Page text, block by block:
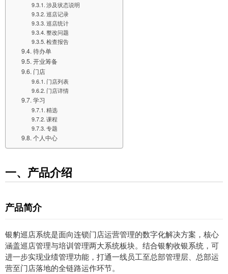
涉及状态说明
巡店记录
巡店统计
整改问题
检查报告
待办单
开业筹备
门店
门店列表
门店详情
学习
精选
课程
专题
个人中心
一、产品介绍
产品简介
银豹巡店系统是面向连锁门店运营管理的数字化解决方案，核心
涵盖巡店管理与培训管理两大系统板块。结合银豹收银系统，可
进一步实现业绩管理功能，打通一线员工至总部管理层、总部运
营至门店落地的全链路运作环节。